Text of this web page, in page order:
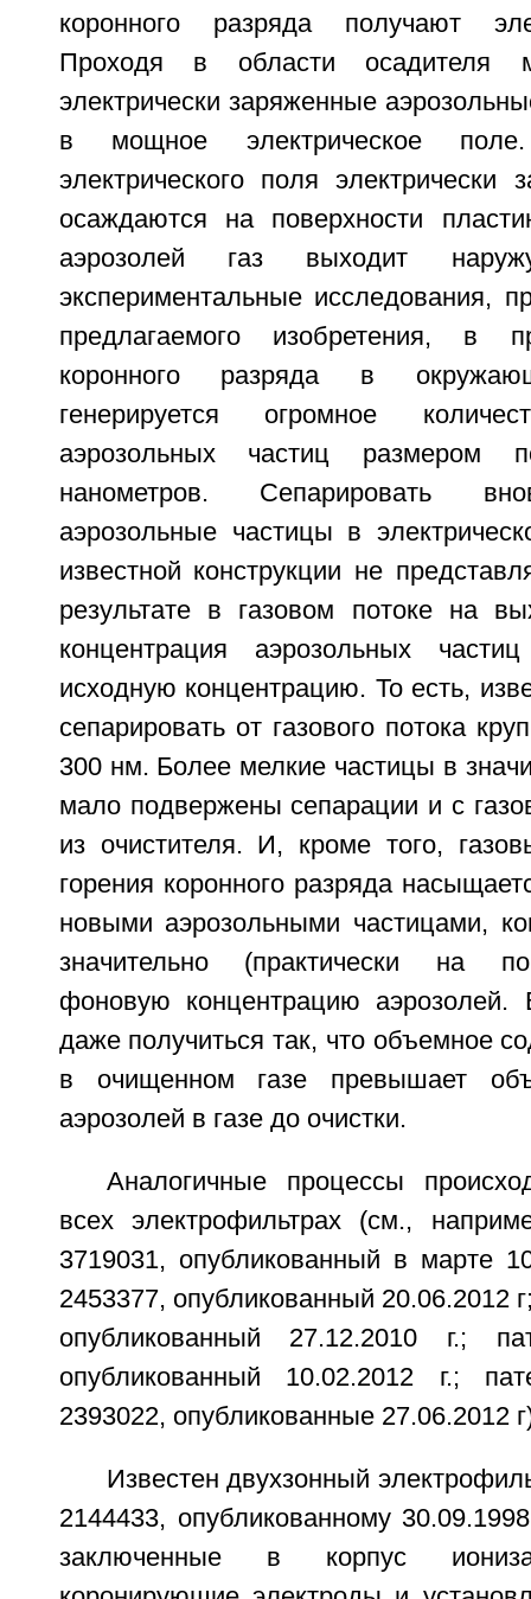
коронного разряда получают
Проходя в области осадителя
электрически заряженные
в мощное электрическое
электрического поля электрически
осаждаются на поверхности
аэрозолей газ выходит
экспериментальные исследования,
предлагаемого изобретения, в
коронного разряда в
генерируется огромное
аэрозольных частиц размером
нанометров. Сепарировать
аэрозольные частицы в
известной конструкции не
результате в газовом потоке на
концентрация аэрозольных
исходную концентрацию. То есть,
сепарировать от газового потока
300 нм. Более мелкие частицы в
мало подвержены сепарации и с
из очистителя. И, кроме того,
горения коронного разряда
новыми аэрозольными частицами,
значительно (практически на
фоновую концентрацию аэрозолей.
даже получиться так, что объемное
в очищенном газе превышает
аэрозолей в газе до очистки.
Аналогичные процессы
всех электрофильтрах (см.,
3719031, опубликованный в марте
2453377, опубликованный 20.06.2012
опубликованный 27.12.2010 г.;
опубликованный 10.02.2012 г.;
2393022, опубликованные 27.06.2012
Известен двухзонный
2144433, опубликованному
заключенные в корпус